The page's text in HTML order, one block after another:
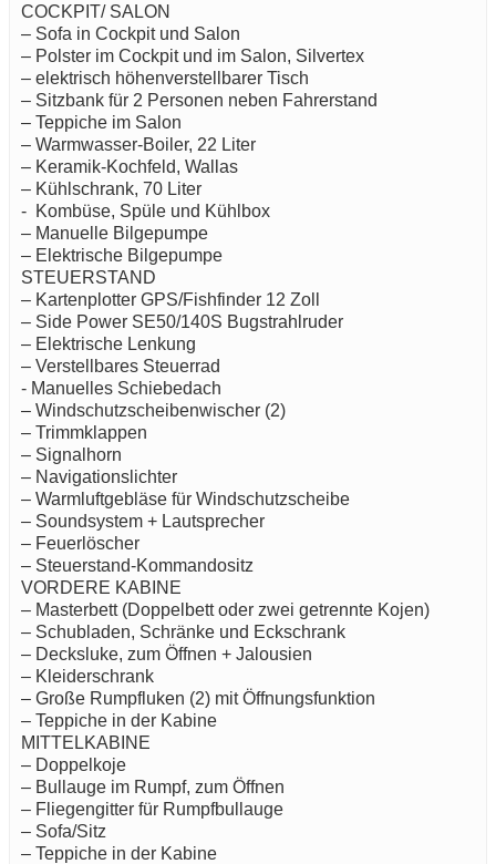
COCKPIT/ SALON
– Sofa in Cockpit und Salon
– Polster im Cockpit und im Salon, Silvertex
– elektrisch höhenverstellbarer Tisch
– Sitzbank für 2 Personen neben Fahrerstand
– Teppiche im Salon
– Warmwasser-Boiler, 22 Liter
– Keramik-Kochfeld, Wallas
– Kühlschrank, 70 Liter
- Kombüse, Spüle und Kühlbox
– Manuelle Bilgepumpe
– Elektrische Bilgepumpe
STEUERSTAND
– Kartenplotter GPS/Fishfinder 12 Zoll
– Side Power SE50/140S Bugstrahlruder
– Elektrische Lenkung
– Verstellbares Steuerrad
- Manuelles Schiebedach
– Windschutzscheibenwischer (2)
– Trimmklappen
– Signalhorn
– Navigationslichter
– Warmluftgebläse für Windschutzscheibe
– Soundsystem + Lautsprecher
– Feuerlöscher
– Steuerstand-Kommandositz
VORDERE KABINE
– Masterbett (Doppelbett oder zwei getrennte Kojen)
– Schubladen, Schränke und Eckschrank
– Decksluke, zum Öffnen + Jalousien
– Kleiderschrank
– Große Rumpfluken (2) mit Öffnungsfunktion
– Teppiche in der Kabine
MITTELKABINE
– Doppelkoje
– Bullauge im Rumpf, zum Öffnen
– Fliegengitter für Rumpfbullauge
– Sofa/Sitz
– Teppiche in der Kabine